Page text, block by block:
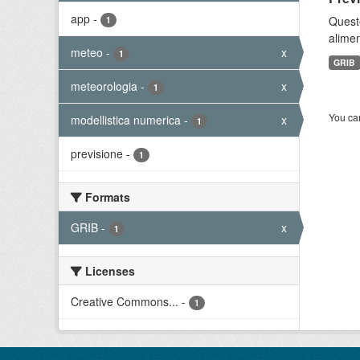
app - 1
meteo - 1 x
meteorologia - 1 x
modellistica numerica - 1 x
previsione - 1
Formats
GRIB - 1 x
Licenses
Creative Commons... - 1
GRIB
You